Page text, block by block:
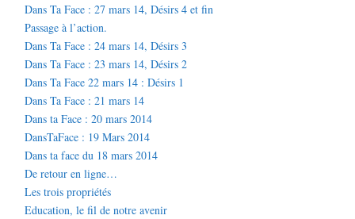
Dans Ta Face : 27 mars 14, Désirs 4 et fin
Passage à l’action.
Dans Ta Face : 24 mars 14, Désirs 3
Dans Ta Face : 23 mars 14, Désirs 2
Dans Ta Face 22 mars 14 : Désirs 1
Dans Ta Face : 21 mars 14
Dans ta Face : 20 mars 2014
DansTaFace : 19 Mars 2014
Dans ta face du 18 mars 2014
De retour en ligne…
Les trois propriétés
Education, le fil de notre avenir